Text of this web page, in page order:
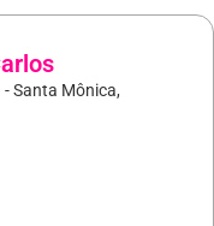
Santa Mônica,